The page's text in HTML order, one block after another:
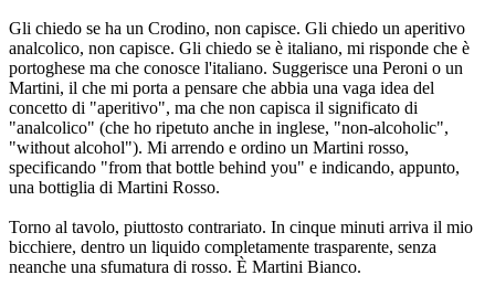
Gli chiedo se ha un Crodino, non capisce. Gli chiedo un aperitivo
analcolico, non capisce. Gli chiedo se è italiano, mi risponde che è
portoghese ma che conosce l'italiano. Suggerisce una Peroni o un
Martini, il che mi porta a pensare che abbia una vaga idea del
concetto di "aperitivo", ma che non capisca il significato di
"analcolico" (che ho ripetuto anche in inglese, "non-alcoholic",
"without alcohol"). Mi arrendo e ordino un Martini rosso,
specificando "from that bottle behind you" e indicando, appunto,
una bottiglia di Martini Rosso.
Torno al tavolo, piuttosto contrariato. In cinque minuti arriva il mio
bicchiere, dentro un liquido completamente trasparente, senza
neanche una sfumatura di rosso. È Martini Bianco.